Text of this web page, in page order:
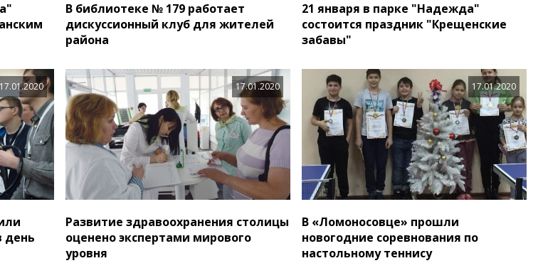
В библиотеке № 179 работает
дискуссионный клуб для жителей
района
21 января в парке "Надежда"
состоится праздник "Крещенские
забавы"
17.01.2020
день
17.01.2020
Развитие здравоохранения столицы
оценено экспертами мирового
уровня
17.01.2020
В «Ломоносовце» прошли
новогодние соревнования по
настольному теннису